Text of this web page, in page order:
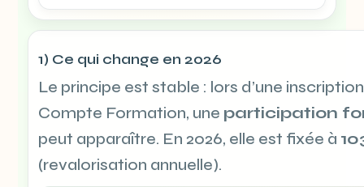
1) Ce qui change en 2026
Le principe est stable : lors d’une
Compte Formation, une participation
peut apparaître. En 2026, elle est fixée à
(revalorisation annuelle).